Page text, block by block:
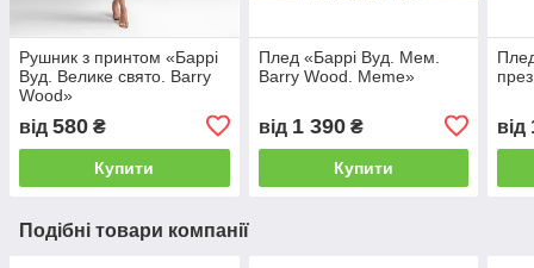
Рушник з принтом «Баррі
Вуд. Велике свято. Barry
Wood»
від 580 ₴
Купити
Плед «Баррі Вуд. Мем.
Barry Wood. Meme»
від 1 390₴
Купити
від
Подібні товари компанії